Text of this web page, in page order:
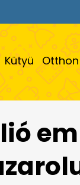
Kütyü Otthon